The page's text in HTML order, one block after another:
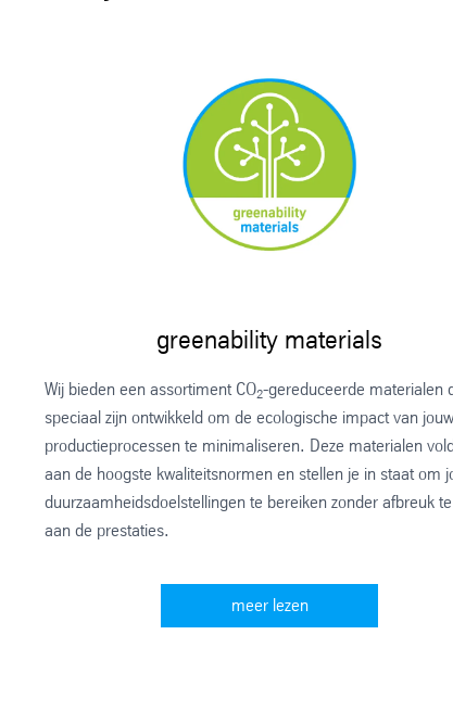
greenability materials
Wij bieden een assortiment CO2-gereduceerde materialen
speciaal zijn ontwikkeld om de ecologische impact van jouw
productieprocessen te minimaliseren. Deze materialen
aan de hoogste kwaliteitsnormen en stellen je in staat om
duurzaamheidsdoelstellingen te bereiken zonder afbreuk
aan de prestaties.
meer lezen